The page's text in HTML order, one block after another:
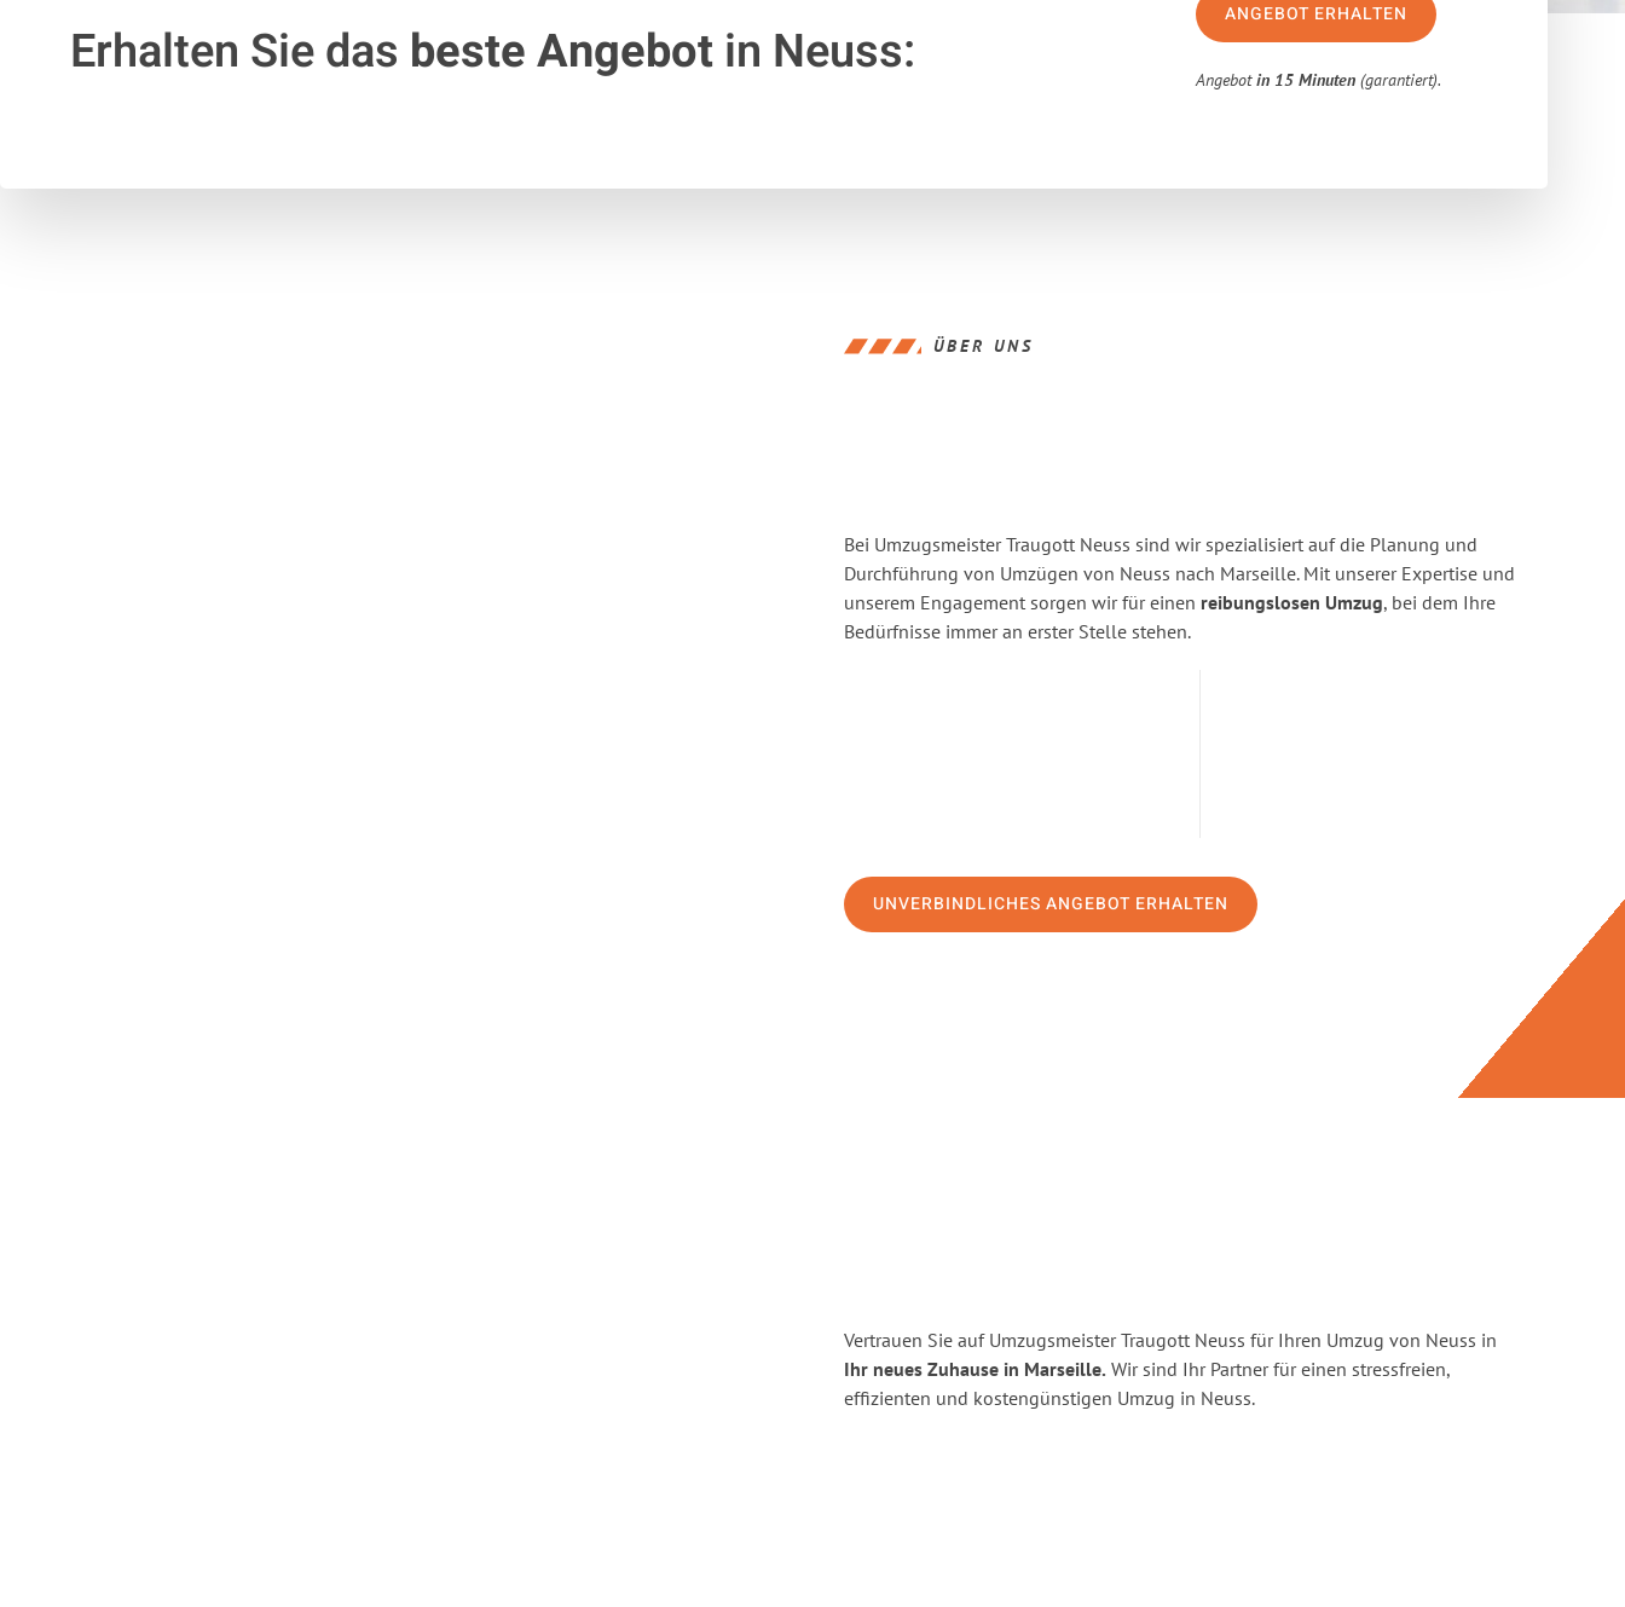
Erhalten Sie das beste Angebotin Neuss:
ANGEBOT ERHALTEN
Angebotin 15 Minuten (garantiert).
ÜBER UNS
Bei Umzugsmeister Traugott Neuss sind wir spezialisiert auf die Planung und
Durchführung von Umzügen von Neuss nach Marseille. Mit unserer Expertise und
unserem Engagement sorgen wir für einen reibungslosen Umzug, bei dem Ihre
Bedürfnisse immer an erster Stelle stehen.
UNVERBINDLICHES ANGEBOT ERHALTEN
Vertrauen Sie auf Umzugsmeister Traugott Neuss für Ihren Umzug von Neuss in
Ihr neues Zuhause in Marseille. Wir sind Ihr Partner für einen stressfreien,
effizienten und kostengünstigen Umzug in Neuss.